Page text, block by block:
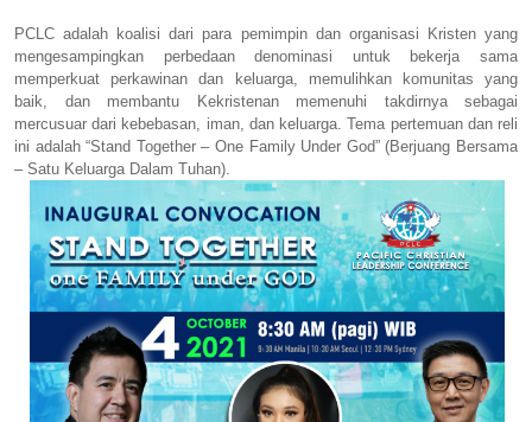
PCLC adalah koalisi dari para pemimpin dan organisasi Kristen yang
mengesampingkan perbedaan denominasi untuk bekerja sama
memperkuat perkawinan dan keluarga, memulihkan komunitas yang
baik, dan membantu Kekristenan memenuhi takdirnya sebagai
mercusuar dari kebebasan, iman, dan keluarga. Tema pertemuan dan reli
ini adalah “Stand Together – One Family Under God” (Berjuang Bersama
– Satu Keluarga Dalam Tuhan).